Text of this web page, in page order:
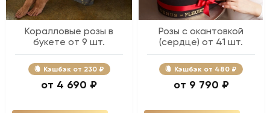
Коралловые розы в
букете от 9 шт.
Кэшбэк 230 ₽
4 690 ₽
Розы с окантовкой
(сердце) от 41 шт.
Кэшбэк 480 ₽
9 790 ₽